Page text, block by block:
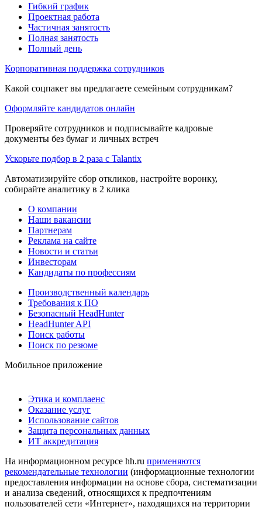
Гибкий график
Проектная работа
Частичная занятость
Полная занятость
Полный день
Корпоративная поддержка сотрудников
Какой соцпакет вы предлагаете семейным сотрудникам?
Оформляйте кандидатов онлайн
Проверяйте сотрудников и подписывайте кадровые
документы без бумаг и личных встреч
Ускорьте подбор в 2 раза с Talantix
Автоматизируйте сбор откликов, настройте воронку,
собирайте аналитику в 2 клика
О компании
Наши вакансии
Партнерам
Реклама на сайте
Новости и статьи
Инвесторам
Кандидаты по профессиям
Производственный календарь
Требования к ПО
Безопасный HeadHunter
HeadHunter API
Поиск работы
Поиск по резюме
Мобильное приложение
Этика и комплаенс
Оказание услуг
Использование сайтов
Защита персональных данных
ИТ аккредитация
На информационном ресурсе hh.ru применяются
рекомендательные технологии (информационные технологии
предоставления информации на основе сбора, систематизации
и анализа сведений, относящихся к предпочтениям
пользователей сети «Интернет», находящихся на территории